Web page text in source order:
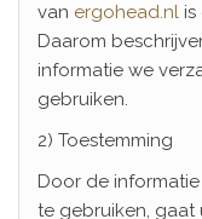
van ergohead.nl
Daarom
informatie we
gebruiken.
2) Toestemming
Door de
te gebruiken,